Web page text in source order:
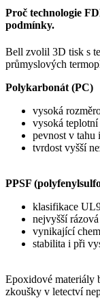
Proč technologie
podmínky.
Bell zvolil 3D tisk s
průmyslových
Polykarbonát (PC)
vysoká
vysoká
pevnost v tahu
tvrdost vyšší
PPSF
klasifikace
nejvyšší
vynikající
stabilita i při
Epoxidové materiály
zkoušky v letectví